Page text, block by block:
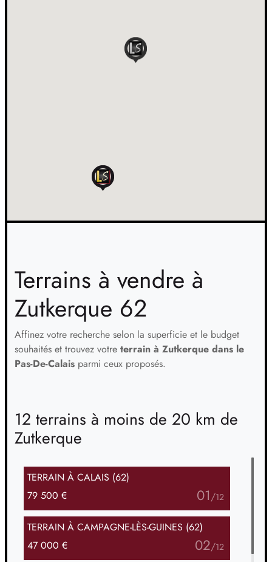
Terrains à vendre à
Zutkerque 62
Affinez votre recherche selon la superficie et le budget
souhaités et trouvez votre terrain à Zutkerque dans le
Pas-De-Calais parmi ceux proposés.
12 terrains à moins de 20 km de
Zutkerque
TERRAIN À CALAIS (62)
79 500 €
01/12
TERRAIN À CAMPAGNE-LÈS-GUINES (62)
47 000 €
02/12